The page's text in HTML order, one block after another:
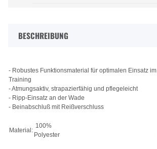
BESCHREIBUNG
- Robustes Funktionsmaterial für optimalen Einsatz im
Training
- Atmungsaktiv, strapazierfähig und pflegeleicht
- Ripp-Einsatz an der Wade
- Beinabschluß mit Reißverschluss
Material:
100%
Polyester